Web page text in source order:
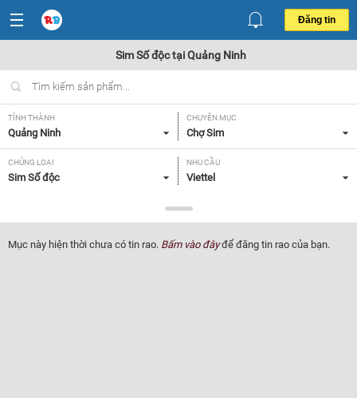
Đăng tin
Sim Số độc tại Quảng Ninh
TỈNH THÀNH
Quảng Ninh
CHUYÊN MỤC
Chợ Sim
CHỦNG LOẠI
Sim Số độc
NHU CẦU
Viettel
Tất cả
Mục này hiện thời chưa có tin rao. Bấm vào đâyđể đăng tin rao của bạn.